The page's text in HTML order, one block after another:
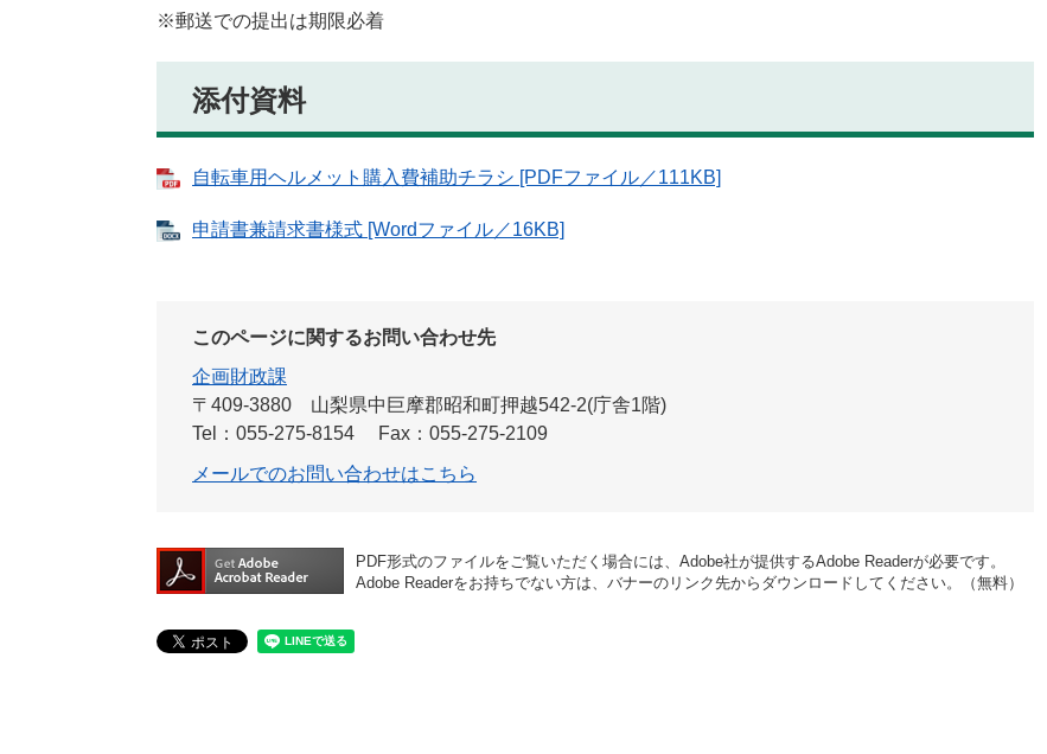
※郵送での提出は期限必着
添付資料
自転車用ヘルメット購入費補助チラシ [PDFファイル／111KB]
申請書兼請求書様式 [Wordファイル／16KB]
このページに関するお問い合わせ先
企画財政課
〒409-3880
山梨県中巨摩郡昭和町押越542-2(庁舎1階)
Tel：055-275-8154
Fax：055-275-2109
メールでのお問い合わせはこちら
PDF形式のファイルをご覧いただく場合には、Adobe社が提供するAdobe Readerが必要です。
Adobe Readerをお持ちでない方は、バナーのリンク先からダウンロードしてください。（無料）